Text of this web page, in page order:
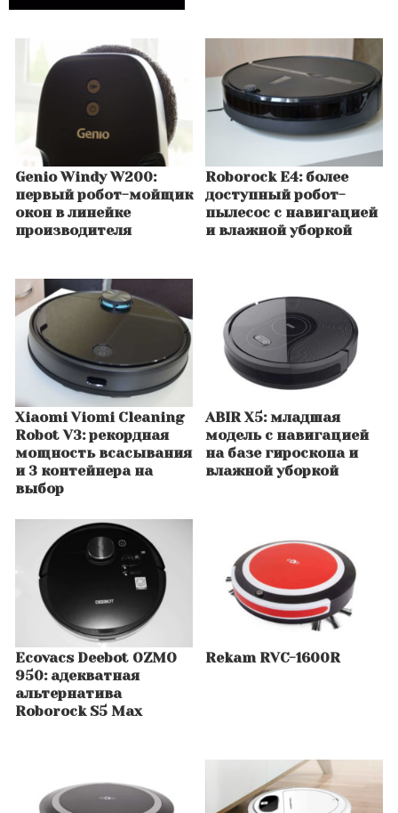
Genio Windy W200:
первый робот-мойщик
окон в линейке
производителя
Roborock E4: более
доступный робот-
пылесос с навигацией
и влажной уборкой
Xiaomi Viomi Cleaning
Robot V3: рекордная
мощность всасывания
и 3 контейнера на
выбор
ABIR X5: младшая
модель с навигацией
на базе гироскопа и
влажной уборкой
Ecovacs Deebot OZMO
950: адекватная
альтернатива
Roborock S5 Max
Rekam RVC-1600R